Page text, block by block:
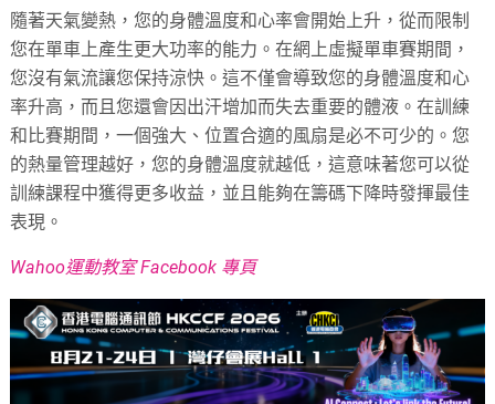
隨著天氣變熱，您的身體溫度和心率會開始上升，從而限制
您在單車上產生更大功率的能力。在網上虛擬單車賽期間，
您沒有氣流讓您保持涼快。這不僅會導致您的身體溫度和心
率升高，而且您還會因出汗增加而失去重要的體液。在訓練
和比賽期間，一個強大、位置合適的風扇是必不可少的。您
的熱量管理越好，您的身體溫度就越低，這意味著您可以從
訓練課程中獲得更多收益，並且能夠在籌碼下降時發揮最佳
表現。
Wahoo運動教室 Facebook 專頁